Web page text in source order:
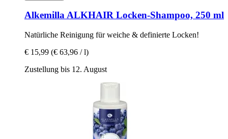
AlkemillaALKHAIR Locken-​Shampoo, 250 ml
Natürliche Reinigung für weiche & definierte Locken!
€ 15,99 (€ 63,96 / l)
Zustellung bis 12. August